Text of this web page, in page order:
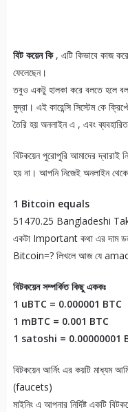
বিট কয়েন কি, এটি কিভাবে কাজ
ফেলেছেন।
তবুও একটু হালকা করে বলতে হলে
মুদ্রা। এই কারেন্সি সিস্টেম কে
তৈরি হয় অনলাইন এ , এবং
বিটকয়েন পুরোপুরি আমাদের দ্বারাই
হয় না। আপনি নিজেই অনলাইন
1 Bitcoin equals
51470.25 Bangladeshi
একটা Important কথা এর দাম
Bitcoin=? লিখলে আজ যে
বিটকয়েন সম্পর্কিত কিছু এককঃ
1 uBTC = 0.000001 BTC
1 mBTC = 0.001 BTC
1 satoshi = 0.00000001
বিটকয়েন আর্নিং এর কয়টি মাধ্যম
(faucets)
মাইনিং এ আপনার নির্দিষ্ট একটি